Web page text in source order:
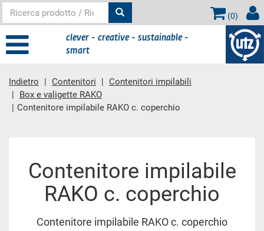
(0)
clever - creative - sustainable -
smart
Indietro Contenitori
Contenitori impilabili
Box e valigette RAKO
Contenitore impilabile RAKO c. coperchio
Contenitore impilabile
RAKO c. coperchio
Contenitore impilabile RAKO c. coperchio